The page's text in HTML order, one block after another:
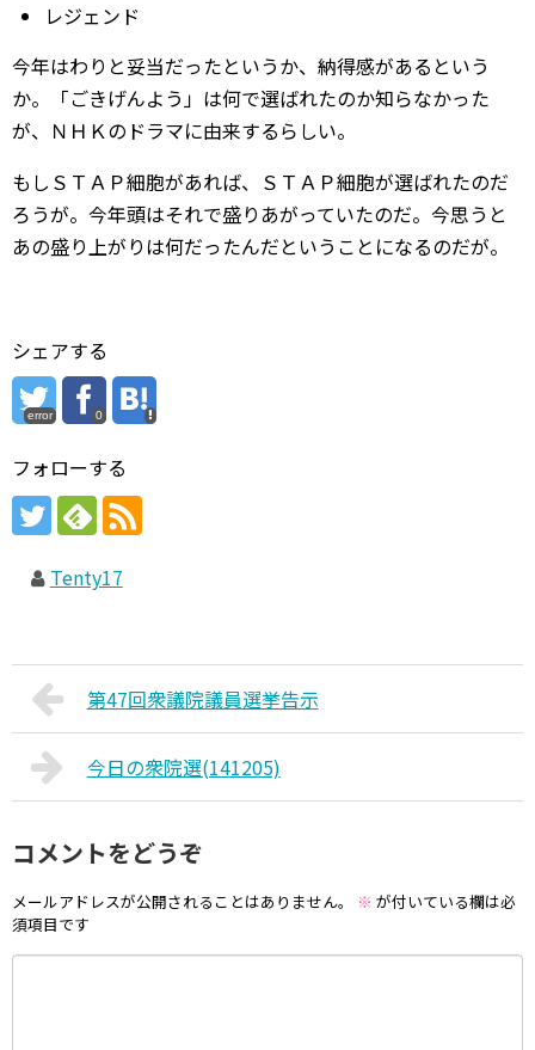
レジェンド
今年はわりと妥当だったというか、納得感があるという
か。「ごきげんよう」は何で選ばれたのか知らなかった
が、ＮＨＫのドラマに由来するらしい。
もしＳＴＡＰ細胞があれば、ＳＴＡＰ細胞が選ばれたのだ
ろうが。今年頭はそれで盛りあがっていたのだ。今思うと
あの盛り上がりは何だったんだということになるのだが。
シェアする
error 0
フォローする
Tenty17
第47回衆議院議員選挙告示
今日の衆院選(141205)
コメントをどうぞ
メールアドレスが公開されることはありません。 ※ が付いている欄は必
須項目です